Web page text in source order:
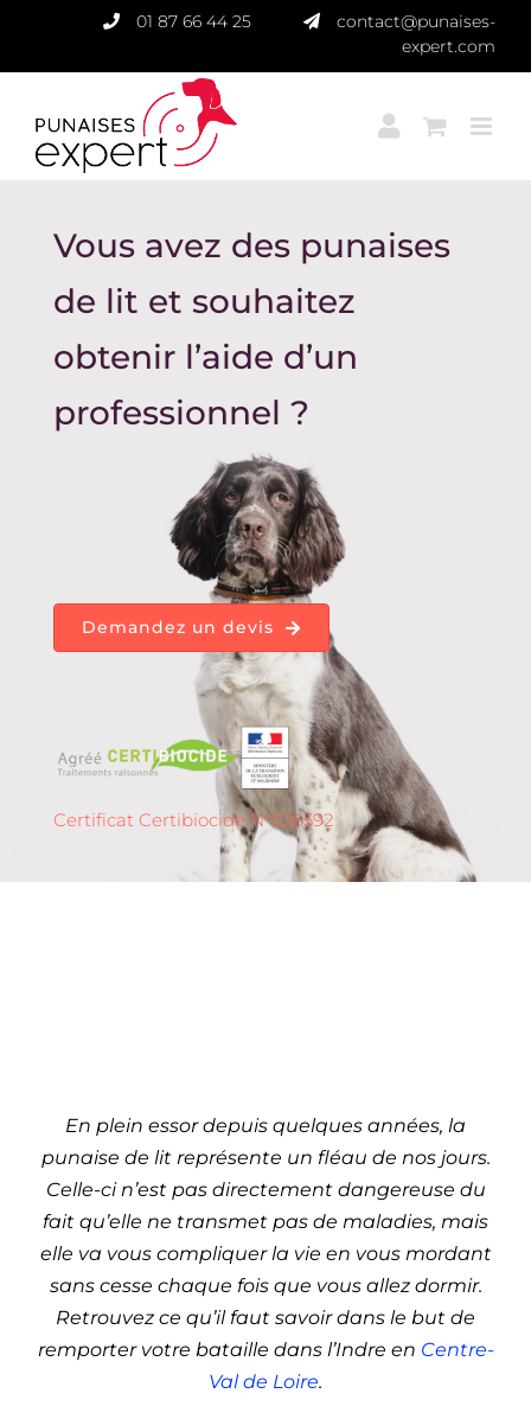
contenu
01 87 66 44 25
contact@punaises-
expert.com
Vous avez des punaises
de lit et souhaitez
obtenir l’aide d’un
professionnel ?
Demandez un devis
Certificat Certibiocide N°026592
En plein essor depuis quelques années, la
punaise de lit représente un fléau de nos jours.
Celle-ci n’est pas directement dangereuse du
fait qu’elle ne transmet pas de maladies, mais
elle va vous compliquer la vie en vous mordant
sans cesse chaque fois que vous allez dormir.
Retrouvez ce qu’il faut savoir dans le but de
remporter votre bataille dans l’Indre en Centre-
Val de Loire.